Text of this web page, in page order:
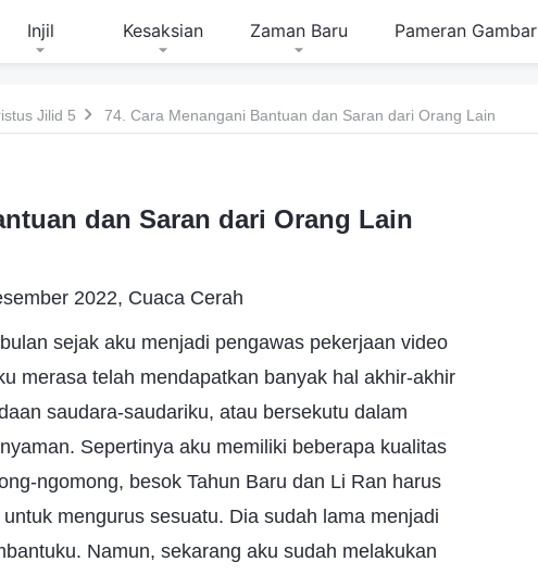
Injil Kesaksian Zaman Baru Pameran Gambar
Jilid 5 74. Cara Menangani Bantuan dan Saran dari Orang Lain
dan Saran dari Orang Lain
2022, Cuaca Cerah
sejak aku menjadi pengawas pekerjaan video
merasa telah mendapatkan banyak hal akhir-akhir
saudara-saudariku, atau bersekutu dalam
Sepertinya aku memiliki beberapa kualitas
ngomong, besok Tahun Baru dan Li Ran harus
mengurus sesuatu. Dia sudah lama menjadi
Namun, sekarang aku sudah melakukan